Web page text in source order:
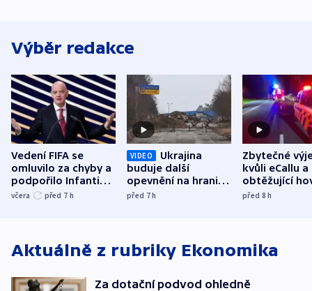
Výběr redakce
Vedení FIFA se
omluvilo za chyby a
podpořilo Infantina.
UEFA trvá na
včera před 7 h
VIDEO
Ukrajina
buduje další
opevnění na hranici
s Běloruskem
před 7h
Zbytečné
kvůli eCallu a
obtěžující
zdržují
před 8h
Aktuálně z rubriky Ekonomika
Za dotační podvod ohledně